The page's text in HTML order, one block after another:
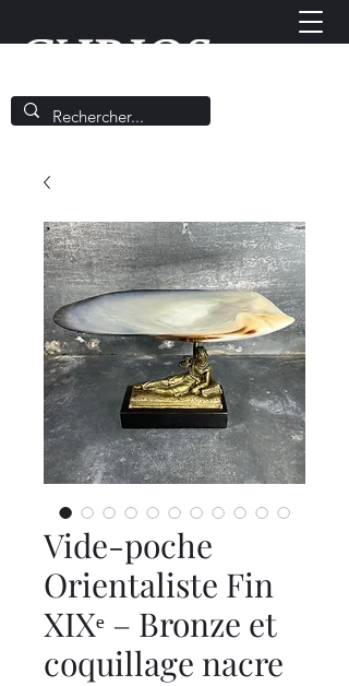
Vide-poche
Orientaliste Fin
XIXᵉ – Bronze et
coquillage nacre